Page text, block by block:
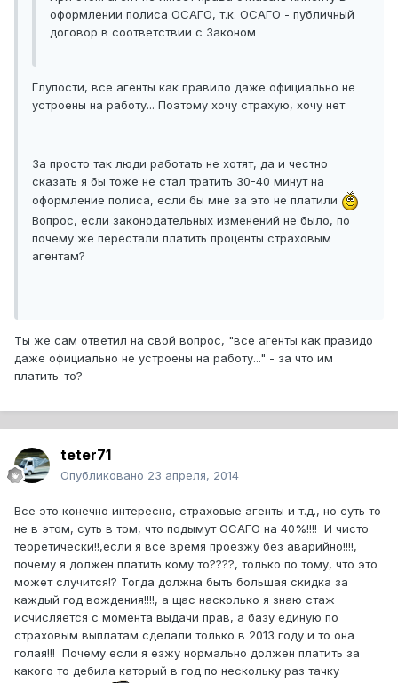
оформлении полиса ОСАГО, т.к. ОСАГО - публичный
договор в соответствии с Законом
Глупости, все агенты как правило даже официально не
устроены на работу... Поэтому хочу страхую, хочу нет
За просто так люди работать не хотят, да и честно
сказать я бы тоже не стал тратить 30-40 минут на
оформление полиса, если бы мне за это не платили
Вопрос, если законодательных изменений не было, по
почему же перестали платить проценты страховым
агентам?
Ты же сам ответил на свой вопрос, "все агенты как правидо
даже официально не устроены на работу..." - за что им
платить-то?
teter71
Опубликовано 23 апреля, 2014
Все это конечно интересно, страховые агенты и т.д., но суть то
не в этом, суть в том, что подымут ОСАГО на 40%!!!! И чисто
теоретически!!,если я все время проезжу без аварийно!!!!,
почему я должен платить кому то????, только по тому, что это
может случится!? Тогда должна быть большая скидка за
каждый год вождения!!!!, а щас насколько я знаю стаж
исчисляется с момента выдачи прав, а базу единую по
страховым выплатам сделали только в 2013 году и то она
голая!!! Почему если я езжу нормально должен платить за
какого то дебила каторый в год по нескольку раз тачку